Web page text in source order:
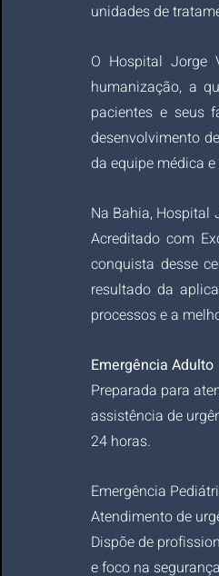
unidades de
O Hospital Jorge
humanização, a
pacientes e seus
desenvolvimento
da equipe médica
Na Bahia, Hospital
Acreditado com
conquista desse
resultado da
processos e a
Emergência Adulto
Preparada para
assistência de
24 horas.
Emergência
Atendimento de
Dispõe de
e foco na